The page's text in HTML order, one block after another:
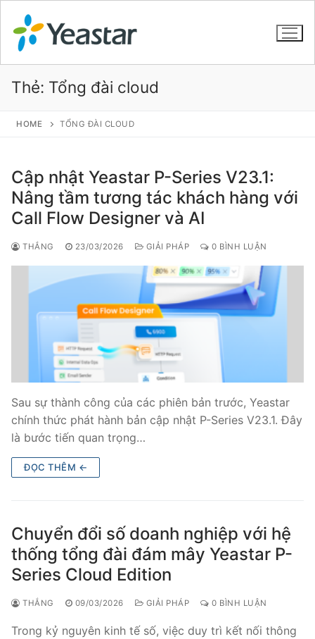
GIỚI THIỆU
VOIP PBX FOR SME
Tổng đài VoIP Yeastar S412
Tổng đài VoIP Yeastar S20
Tổng đài VoIP Yeastar S50
Tổng đài VoIP Yeastar S100
Tổng đài VoIP Yeastar S300
HOSTED PHONE SYSTEM
Tổng đài Yeastar Cloud
IPPBX FOR LARGE ENTERPRISES
Tổng đài Yeastar K2
FXS VoIP Gateway
FXO VoIP Gateway
VoIP GSM / 3G / 4G Gateways
Thẻ: Tổng đài cloud
HOME TỔNG ĐÀI CLOUD
Cập nhật Yeastar P-Series V23.1:
Nâng tầm tương tác khách hàng với
Call Flow Designer và AI
THẮNG 23/03/2026 GIẢI PHÁP 0 BÌNH LUẬN
Sau sự thành công của các phiên bản trước, Yeastar
chính thức phát hành bản cập nhật P-Series V23.1. Đây
là bước tiến quan trọng…
ĐỌC THÊM ←
Chuyển đổi số doanh nghiệp với hệ
thống tổng đài đám mây Yeastar P-
Series Cloud Edition
THẮNG 09/03/2026 GIẢI PHÁP 0 BÌNH LUẬN
Trong kỷ nguyên kinh tế số, việc duy trì kết nối thông